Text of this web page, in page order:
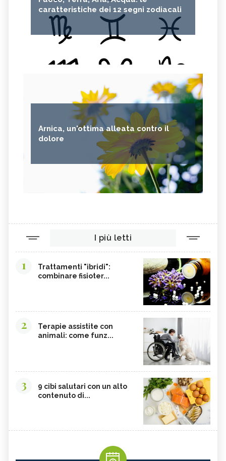
caratteristiche dei 12 segni zodiacali
Arnica, un'ottima alleata contro il
dolore
I più letti
1
Trattamenti "ibridi":
combinare fisioter...
2
Terapie assistite con
animali: come funz...
3
9 cibi salutari con un alto
contenuto di...